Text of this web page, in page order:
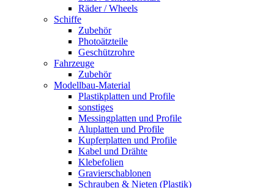
Räder / Wheels
Schiffe
Zubehör
Photoätzteile
Geschützrohre
Fahrzeuge
Zubehör
Modellbau-Material
Plastikplatten und Profile
sonstiges
Messingplatten und Profile
Aluplatten und Profile
Kupferplatten und Profile
Kabel und Drähte
Klebefolien
Gravierschablonen
Schrauben & Nieten (Plastik)